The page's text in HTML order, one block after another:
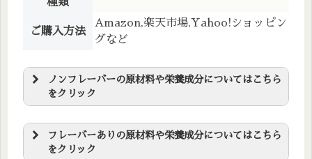
種類
ご購入方法
Amazon,楽天市場,Yahoo!ショッピン
グなど
ノンフレーバーの原材料や栄養成分についてはこちら
をクリック
原材料名
L-ロイシン、L-イソロイシン、L-バリン、ヒマワリレシ
フレーバーありの原材料や栄養成分についてはこちら
をクリック